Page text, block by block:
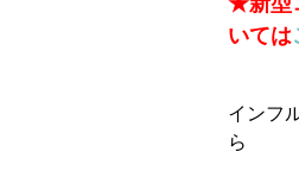
いては
インフ
ら